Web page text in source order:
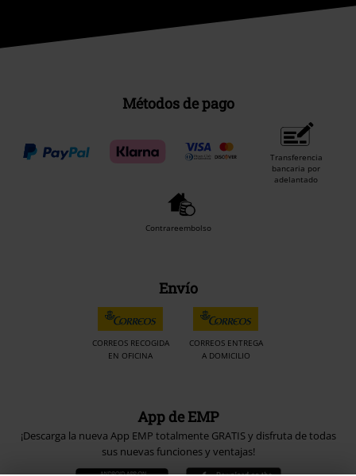
Métodos de pago
Transferencia
bancaria por
adelantado
Contrareembolso
Envío
CORREOS RECOGIDA
EN OFICINA
CORREOS ENTREGA
A DOMICILIO
App de EMP
¡Descarga la nueva App EMP totalmente GRATIS y disfruta de todas
sus nuevas funciones y ventajas!